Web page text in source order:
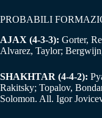
PROBABILI
AJAX (4-3-3): Gorter,
Alvarez, Taylor;
SHAKHTAR (4-4-2):
Rakitsky; Topalov,
Solomon. All. Igor